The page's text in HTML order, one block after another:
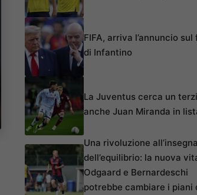
FIFA, arriva l’annuncio
di Infantino
La Juventus cerca un
anche Juan Miranda in
Una rivoluzione all’insegna
dell’equilibrio: la nuova
Odgaard e Bernardeschi
potrebbe cambiare i piani